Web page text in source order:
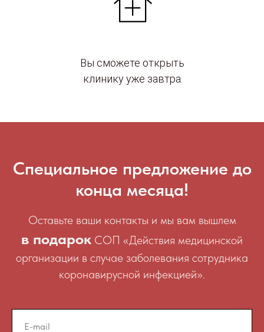
Вы сможете открыть
клинику уже завтра
Специальное предложение до
конца месяца!
Оставьте ваши контакты и мы вам вышлем
в подарок СОП «Действия медицинской
организации в случае заболевания сотрудника
коронавирусной инфекцией».